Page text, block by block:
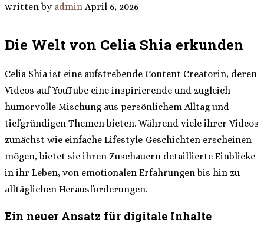
written by admin April 6, 2026
Die Welt von Celia Shia erkunden
Celia Shia ist eine aufstrebende Content Creatorin, deren
Videos auf YouTube eine inspirierende und zugleich
humorvolle Mischung aus persönlichem Alltag und
tiefgründigen Themen bieten. Während viele ihrer Videos
zunächst wie einfache Lifestyle-Geschichten erscheinen
mögen, bietet sie ihren Zuschauern detaillierte Einblicke
in ihr Leben, von emotionalen Erfahrungen bis hin zu
alltäglichen Herausforderungen.
Ein neuer Ansatz für digitale Inhalte